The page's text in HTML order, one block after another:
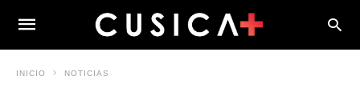
INICIO NOTICIAS